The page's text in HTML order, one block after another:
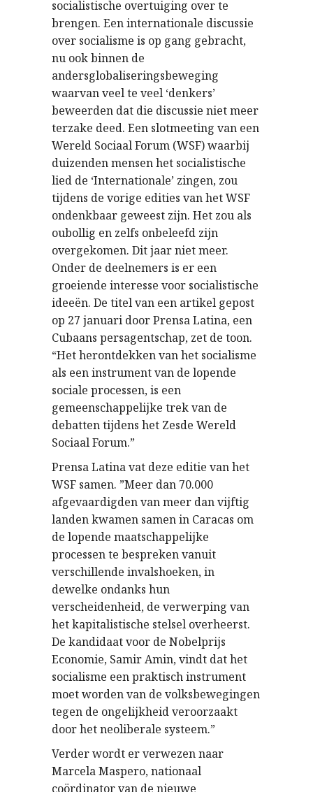
socialistische overtuiging over te
brengen. Een internationale discussie
over socialisme is op gang gebracht,
nu ook binnen de
andersglobaliseringsbeweging
waarvan veel te veel ‘denkers’
beweerden dat die discussie niet meer
terzake deed. Een slotmeeting van een
Wereld Sociaal Forum (WSF) waarbij
duizenden mensen het socialistische
lied de ‘Internationale’ zingen, zou
tijdens de vorige edities van het WSF
ondenkbaar geweest zijn. Het zou als
oubollig en zelfs onbeleefd zijn
overgekomen. Dit jaar niet meer.
Onder de deelnemers is er een
groeiende interesse voor socialistische
ideeën. De titel van een artikel gepost
op 27 januari door Prensa Latina, een
Cubaans persagentschap, zet de toon.
“Het herontdekken van het socialisme
als een instrument van de lopende
sociale processen, is een
gemeenschappelijke trek van de
debatten tijdens het Zesde Wereld
Sociaal Forum.”
Prensa Latina vat deze editie van het
WSF samen. ”Meer dan 70.000
afgevaardigden van meer dan vijftig
landen kwamen samen in Caracas om
de lopende maatschappelijke
processen te bespreken vanuit
verschillende invalshoeken, in
dewelke ondanks hun
verscheidenheid, de verwerping van
het kapitalistische stelsel overheerst.
De kandidaat voor de Nobelprijs
Economie, Samir Amin, vindt dat het
socialisme een praktisch instrument
moet worden van de volksbewegingen
tegen de ongelijkheid veroorzaakt
door het neoliberale systeem.”
Verder wordt er verwezen naar
Marcela Maspero, nationaal
coördinator van de nieuwe